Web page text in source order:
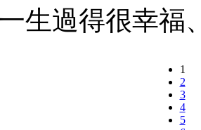
生過得很幸福
1
2
3
4
5